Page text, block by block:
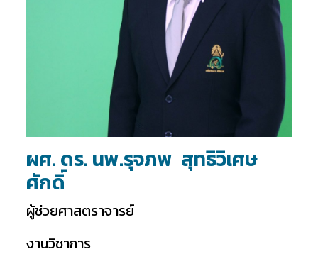
ผศ. ดร. นพ.รุจภพ สุทธิวิเศษ
ศักดิ์
ผู้ช่วยศาสตราจารย์
งานวิชาการ